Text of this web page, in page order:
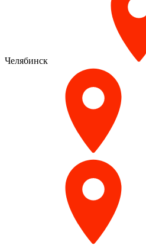
Челябинск